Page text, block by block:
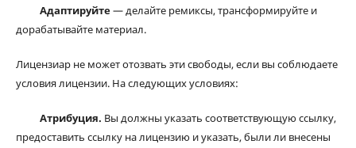
Адаптируйте— делайте ремиксы, трансформируйте и
дорабатывайте материал.
Лицензиар не может отозвать эти свободы, если вы соблюдаете
условия лицензии. На следующих условиях:
Атрибуция. Вы должны указать соответствующую ссылку,
предоставить ссылку на лицензию и указать, были ли внесены